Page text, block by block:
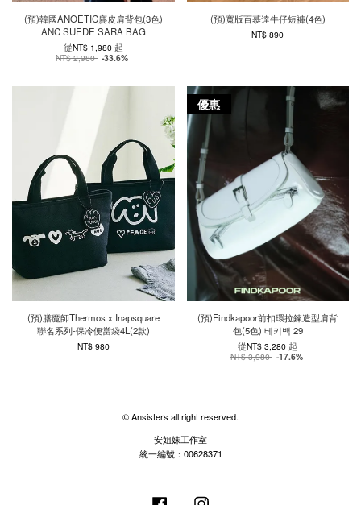
(預)韓國ANOETIC麂皮肩背包(3色)
ANC SUEDE SARA BAG
從NT$ 1,980 起
NT$ 2,980 -33.6%
(預)寬版百慕達牛仔短褲(4色)
NT$ 890
(預)膳魔師Thermos x Inapsquare
聯名系列-保冷便當袋4L(2款)
NT$ 980
優惠
(預)Findkapoor前扣環拉鍊造型肩背
包(5色) 베키백 29
從NT$ 3,280起
NT$ 3,980 -17.6%
© Ansisters all right reserved.
安姐妹工作室
統一編號：00628371
Facebook